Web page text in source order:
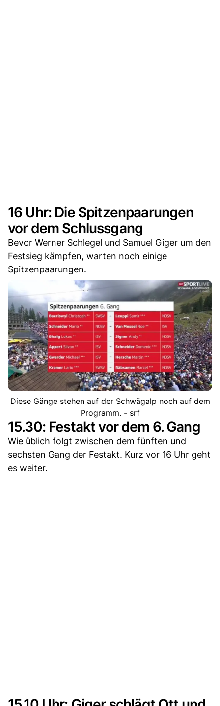
16 Uhr: Die Spitzenpaarungen
vor dem Schlussgang
Bevor Werner Schlegel und Samuel Giger um den
Festsieg kämpfen, warten noch einige
Spitzenpaarungen.
Diese Gänge stehen auf der Schwägalp noch auf dem
Programm. - srf
15.30: Festakt vor dem 6. Gang
Wie üblich folgt zwischen dem fünften und
sechsten Gang der Festakt. Kurz vor 16 Uhr geht
es weiter.